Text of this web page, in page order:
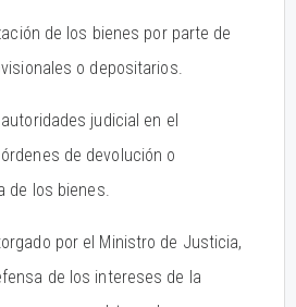
de los bienes por parte de
o depositarios.
judicial en el
de devolución o
de los bienes.
por el Ministro de Justicia,
de los intereses de la